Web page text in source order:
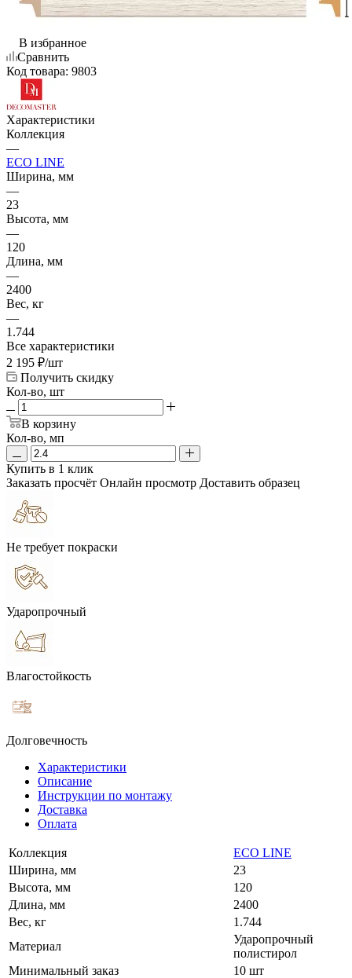
В избранное
Сравнить
Код товара: 9803
Характеристики
Коллекция
—
ECO LINE
Ширина, мм
—
23
Высота, мм
—
120
Длина, мм
—
2400
Вес, кг
—
1.744
Все характеристики
2 195 ₽/шт
Получить скидку
Кол-во, шт
В корзину
Кол-во, мп
Купить в 1 клик
Заказать просчёт Онлайн просмотр Доставить образец
Не требует покраски
Ударопрочный
Влагостойкость
Долговечность
Характеристики
Описание
Инструкции по монтажу
Доставка
Оплата
Коллекция
ECO LINE
Ширина, мм
23
Высота, мм
120
Длина, мм
2400
Вес, кг
1.744
Материал
Ударопрочный
полистирол
Минимальный заказ
10 шт